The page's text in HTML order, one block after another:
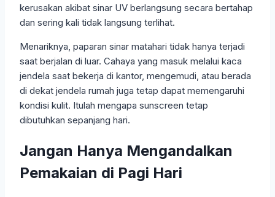
kerusakan akibat sinar UV berlangsung secara bertahap
dan sering kali tidak langsung terlihat.
Menariknya, paparan sinar matahari tidak hanya terjadi
saat berjalan di luar. Cahaya yang masuk melalui kaca
jendela saat bekerja di kantor, mengemudi, atau berada
di dekat jendela rumah juga tetap dapat memengaruhi
kondisi kulit. Itulah mengapa sunscreen tetap
dibutuhkan sepanjang hari.
Jangan Hanya Mengandalkan
Pemakaian di Pagi Hari